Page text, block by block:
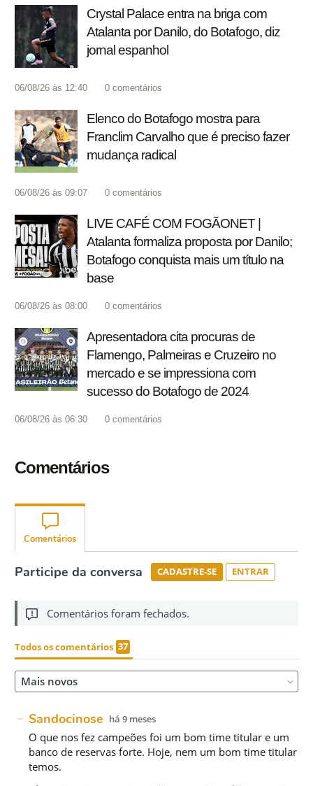
Crystal Palace entra na briga com
Atalanta por Danilo, do Botafogo, diz
jornal espanhol
06/08/26 às 12:40 0 comentários
Elenco do Botafogo mostra para
Franclim Carvalho que é preciso fazer
mudança radical
06/08/26 às 09:07 0 comentários
LIVE CAFÉ COM FOGÃONET |
Atalanta formaliza proposta por Danilo;
Botafogo conquista mais um título na
base
06/08/26 às 08:00 0 comentários
Apresentadora cita procuras de
Flamengo, Palmeiras e Cruzeiro no
mercado e se impressiona com
sucesso do Botafogo de 2024
06/08/26 às 06:30 0 comentários
Comentários